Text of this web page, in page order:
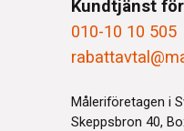
Kundtjänst
010-10 10 505
Måleriföretagen i
Skeppsbron 40,